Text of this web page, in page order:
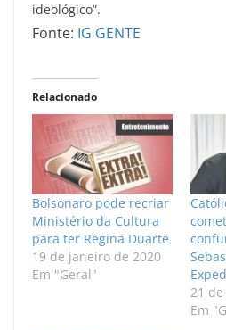
ideológico”.
Fonte: IG GENTE
Relacionado
Bolsonaro pode recriar
Ministério da Cultura
para ter Regina Duarte
19 de janeiro de 2020
Em "Geral"
21
Em